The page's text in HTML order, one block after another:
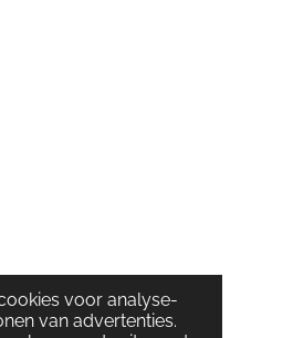
voor analyse-
van advertenties.